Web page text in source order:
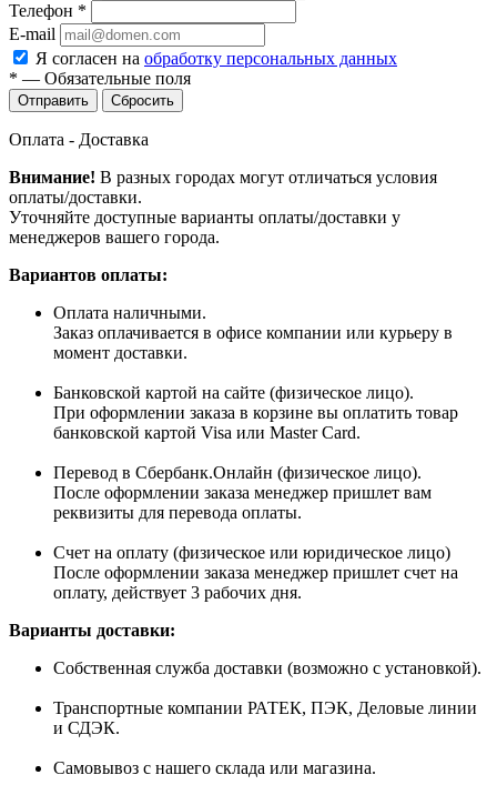
Телефон *
E-mail
Я согласен на обработку персональных данных
* — Обязательные поля
Сбросить
Оплата - Доставка
Внимание! В разных городах могут отличаться условия
оплаты/доставки.
Уточняйте доступные варианты оплаты/доставки у
менеджеров вашего города.
Вариантов оплаты:
Оплата наличными.
Заказ оплачивается в офисе компании или курьеру в
момент доставки.
Банковской картой на сайте (физическое лицо).
При оформлении заказа в корзине вы оплатить товар
банковской картой Visa или Master Card.
Перевод в Сбербанк.Онлайн (физическое лицо).
После оформлении заказа менеджер пришлет вам
реквизиты для перевода оплаты.
Счет на оплату (физическое или юридическое лицо)
После оформлении заказа менеджер пришлет счет на
оплату, действует 3 рабочих дня.
Варианты доставки:
Собственная служба доставки (возможно с установкой).
Транспортные компании РАТЕК, ПЭК, Деловые линии
и СДЭК.
Самовывоз с нашего склада или магазина.